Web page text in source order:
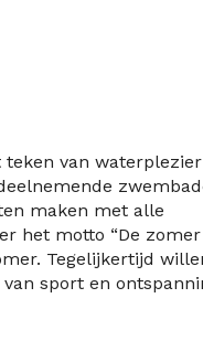
teken van waterplezier
maken met alle
het motto “De
Tegelijkertijd
sport en